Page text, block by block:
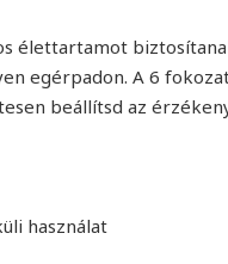
élettartamot
egérpadon. A 6
beállítsd az
használat